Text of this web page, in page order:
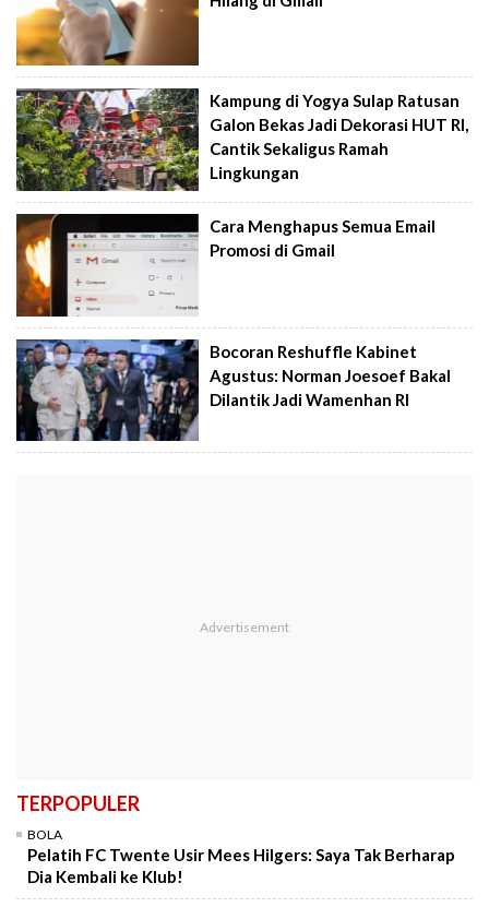
Kampung di Yogya Sulap Ratusan
Galon Bekas Jadi Dekorasi HUT RI,
Cantik Sekaligus Ramah
Lingkungan
Cara Menghapus Semua Email
Promosi di Gmail
Bocoran Reshuffle Kabinet
Agustus: Norman Joesoef Bakal
Dilantik Jadi Wamenhan RI
TERPOPULER
BOLA
Pelatih FC Twente Usir Mees Hilgers: Saya Tak Berharap
Dia Kembali ke Klub!